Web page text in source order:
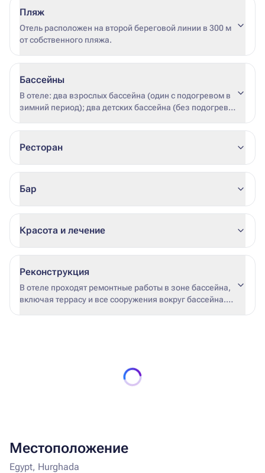
Пляж
Отель расположен на второй береговой линии в 300 м
от собственного пляжа.
Бассейны
В отеле: два взрослых бассейна (один с подогревом в
зимний период); два детских бассейна (без подогрева
начала и окончания подогрева не фиксирована
Ресторан
Бар
Красота и лечение
Реконструкция
В отеле проходят ремонтные работы в зоне бассейна,
включая террасу и все сооружения вокруг бассейна.
Местоположение
Egypt, Hurghada